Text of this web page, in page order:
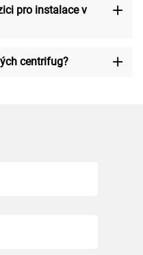
pro instalace v
centrifug?